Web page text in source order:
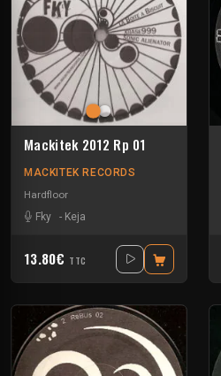
Mackitek 2012 Rp 01
MACKITEK RECORDS
Hardfloor
Fky
- Keja
13.80€ TTC